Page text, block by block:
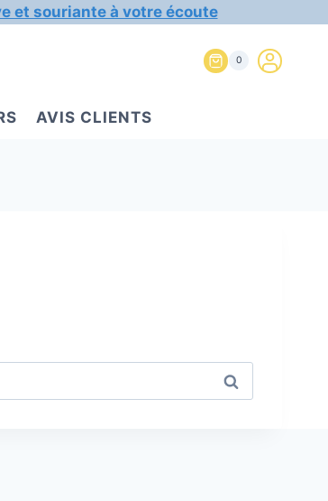
et souriante à votre écoute
0
AVIS CLIENTS